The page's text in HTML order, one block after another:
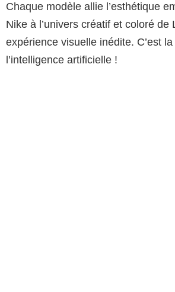
Chaque modèle allie l’esthétique
Nike à l’univers créatif et coloré de
expérience visuelle inédite. C’est
l’intelligence artificielle !